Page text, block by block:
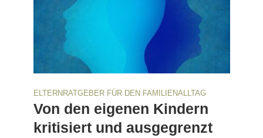
ELTERNRATGEBER FÜR DEN FAMILIENALLTAG
Von den eigenen Kindern
kritisiert und ausgegrenzt